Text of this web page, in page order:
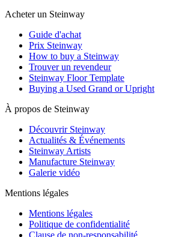
Acheter un Steinway
Guide d'achat
Prix Steinway
How to buy a Steinway
Trouver un revendeur
Steinway Floor Template
Buying a Used Grand or Upright
À propos de Steinway
Découvrir Steinway
Actualités & Événements
Steinway Artists
Manufacture Steinway
Galerie vidéo
Mentions légales
Mentions légales
Politique de confidentialité